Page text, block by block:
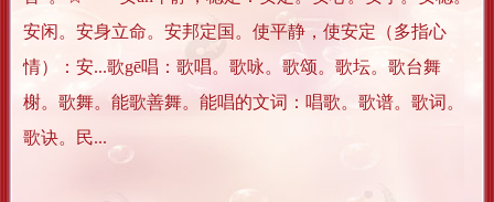
安闲。安身立命。安邦定国。使平静，使安定（多指心
情）：安...歌gē唱：歌唱。歌咏。歌颂。歌坛。歌台舞
榭。歌舞。能歌善舞。能唱的文词：唱歌。歌谱。歌词。
歌诀。民...